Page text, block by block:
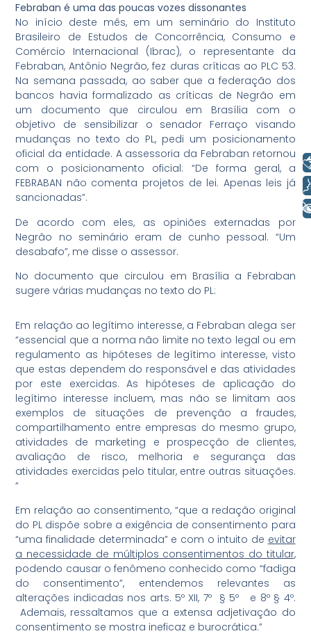
Febraban é uma das poucas vozes dissonantes
No início deste mês, em um seminário do Instituto
Brasileiro de Estudos de Concor­rência, Consumo e
Comércio Internacional (Ibrac), o representante da
Febraban, Antônio Negrão, fez duras críticas ao PLC 53.
Na semana passada, ao saber que a federação dos
bancos havia formalizado as críticas de Negrão em
um documento que circulou em Brasília com o
objetivo de sensibilizar o senador Ferraço visando
mudanças no texto do PL, pedi um posicionamento
oficial da entidade. A assessoria da Febraban retornou
com o posicionamento oficial: “De forma geral, a
FEBRABAN não comenta projetos de lei. Apenas leis já
sancionadas”.
De acordo com eles, as opiniões externadas por
Negrão no seminário eram de cunho pessoal. “Um
desabafo”, me disse o assessor.
No documento que circulou em Brasília a Febraban
sugere várias mudanças no texto do PL:
Em relação ao legítimo interesse, a Febraban alega ser
“essencial que a norma não limite no texto legal ou em
regulamento as hipóteses de legítimo interesse, visto
que estas dependem do responsável e das atividades
por este exercidas. As hipóteses de aplicação do
legítimo interesse incluem, mas não se limitam aos
exemplos de situações de prevenção a fraudes,
compartilhamento entre empresas do mesmo grupo,
atividades de marketing e prospecção de clientes,
avaliação de risco, melhoria e segurança das
atividades exercidas pelo titular, entre outras situações.
”
Em relação ao consentimento, “que a redação original
do PL dispõe sobre a exigência de consentimento para
“uma finalidade determinada” e com o intuito de evitar
a necessidade de múltiplos consentimentos do titular,
podendo causar o fenômeno conhecido como “fadiga
do consentimento”, entendemos relevantes as
alterações indicadas nos arts. 5º XII, 7º § 5º e 8º § 4º.
Ademais, ressaltamos que a extensa adjetivação do
consentimento se mostra ineficaz e burocrática.”
Libras
Voz